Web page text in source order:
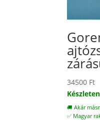
34500 Ft
🚚 Akár
✅ Magyar